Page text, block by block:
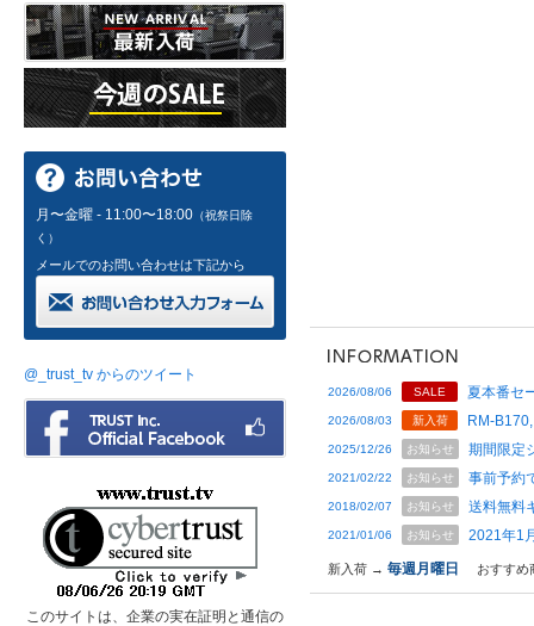
2026/08/06 SALE 夏本番セ
2026/08/03 新入荷 RM-
2025/12/26 お知らせ 期間限定
2021/02/22 お知らせ 事前予約
2018/02/07 お知らせ 送料無料
2021/01/06 お知らせ 2021年1
新入荷 → 毎週月曜日 おすす
月〜金曜 - 11:00〜18:00 （祝祭日除
く）
メールでのお問い合わせは下記から
@_trust_tv からのツイート
このサイトは、企業の実在証明と通信の